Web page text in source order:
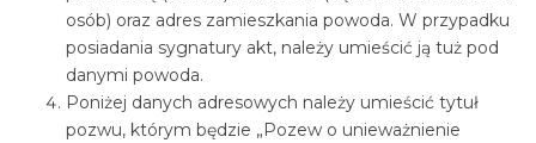
osób) oraz adres zamieszkania powoda. W przypadku
posiadania sygnatury akt, należy umieścić ją tuż pod
danymi powoda.
Poniżej danych adresowych należy umieścić tytuł
pozwu, którym będzie „Pozew o unieważnienie